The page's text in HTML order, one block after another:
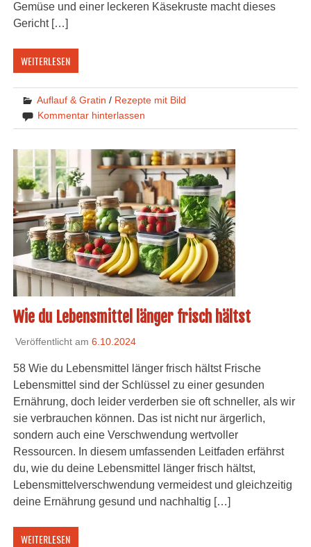
Gemüse und einer leckeren Käsekruste macht dieses
Gericht […]
WEITERLESEN
Auflauf & Gratin / Rezepte mit Bild
Kommentar hinterlassen
Wie du Lebensmittel länger frisch hältst
Veröffentlicht am 6.10.2024
58 Wie du Lebensmittel länger frisch hältst Frische
Lebensmittel sind der Schlüssel zu einer gesunden
Ernährung, doch leider verderben sie oft schneller, als wir
sie verbrauchen können. Das ist nicht nur ärgerlich,
sondern auch eine Verschwendung wertvoller
Ressourcen. In diesem umfassenden Leitfaden erfährst
du, wie du deine Lebensmittel länger frisch hältst,
Lebensmittelverschwendung vermeidest und gleichzeitig
deine Ernährung gesund und nachhaltig […]
WEITERLESEN